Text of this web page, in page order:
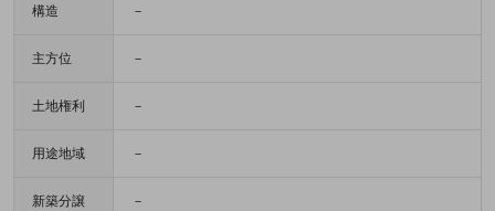
構造 －
主方位 －
土地権利 －
用途地域 －
新築分譲
－